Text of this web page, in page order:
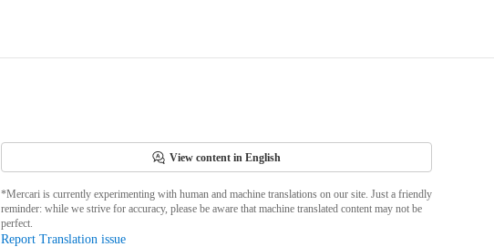
View content in English
*Mercari is currently experimenting with human and machine translations on our site. Just a friendly
reminder: while we strive for accuracy, please be aware that machine translated content may not be
perfect.
Report Translation issue